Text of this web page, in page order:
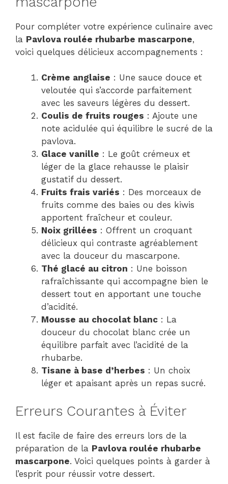
Pour compléter votre expérience culinaire avec
la Pavlova roulée rhubarbe mascarpone,
voici quelques délicieux accompagnements :
Crème anglaise : Une sauce douce et
veloutée qui s’accorde parfaitement
avec les saveurs légères du dessert.
Coulis de fruits rouges : Ajoute une
note acidulée qui équilibre le sucré de la
pavlova.
Glace vanille : Le goût crémeux et
léger de la glace rehausse le plaisir
gustatif du dessert.
Fruits frais variés : Des morceaux de
fruits comme des baies ou des kiwis
apportent fraîcheur et couleur.
Noix grillées : Offrent un croquant
délicieux qui contraste agréablement
avec la douceur du mascarpone.
Thé glacé au citron : Une boisson
rafraîchissante qui accompagne bien le
dessert tout en apportant une touche
d’acidité.
Mousse au chocolat blanc : La
douceur du chocolat blanc crée un
équilibre parfait avec l’acidité de la
rhubarbe.
Tisane à base d’herbes : Un choix
léger et apaisant après un repas sucré.
Erreurs Courantes à Éviter
Il est facile de faire des erreurs lors de la
préparation de la Pavlova roulée rhubarbe
mascarpone. Voici quelques points à garder à
l’esprit pour réussir votre dessert.